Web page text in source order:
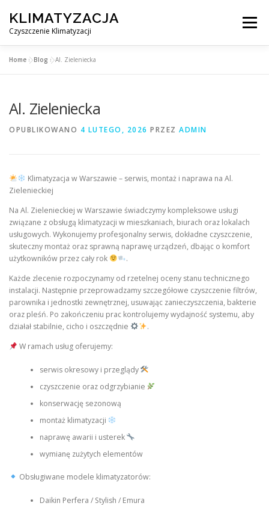
treści
KLIMATYZACJA
Czyszczenie Klimatyzacji
Menu
OBSŁUGIWANE MIASTA POD WARSZAWĄ
Home »Blog »Al. Zieleniecka
Al. Zieleniecka
OPUBLIKOWANO 4 LUTEGO, 2026 PRZEZ ADMIN
Klimatyzacja w Warszawie – serwis, montaż i naprawa na Al.
Zielenieckiej
Na Al. Zielenieckiej w Warszawie świadczymy kompleksowe usługi
związane z obsługą klimatyzacji w mieszkaniach, biurach oraz lokalach
usługowych. Wykonujemy profesjonalny serwis, dokładne czyszczenie,
skuteczny montaż oraz sprawną naprawę urządzeń, dbając o komfort
użytkowników przez cały rok
.
Każde zlecenie rozpoczynamy od rzetelnej oceny stanu technicznego
instalacji. Następnie przeprowadzamy szczegółowe czyszczenie filtrów,
parownika i jednostki zewnętrznej, usuwając zanieczyszczenia, bakterie
oraz pleśń. Po zakończeniu prac kontrolujemy wydajność systemu, aby
działał stabilnie, cicho i oszczędnie
.
W ramach usług oferujemy:
serwis okresowy i przeglądy
czyszczenie oraz odgrzybianie
konserwację sezonową
montaż klimatyzacji
naprawę awarii i usterek
wymianę zużytych elementów
Obsługiwane modele klimatyzatorów:
Daikin Perfera / Stylish / Emura